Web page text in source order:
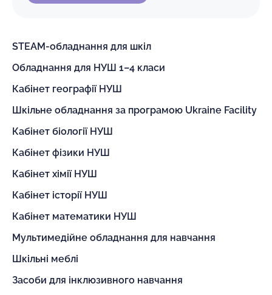
STEAM-обладнання для шкіл
Обладнання для НУШ 1–4 класи
Кабінет географії НУШ
Шкільне обладнання за програмою Ukraine Facility
Кабінет біології НУШ
Кабінет фізики НУШ
Кабінет хімії НУШ
Кабінет історії НУШ
Кабінет математики НУШ
Мультимедійне обладнання для навчання
Шкільні меблі
Засоби для інклюзивного навчання